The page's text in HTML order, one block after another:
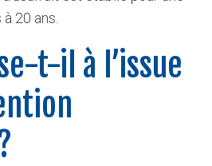
20 ans.
t-il à l’issue